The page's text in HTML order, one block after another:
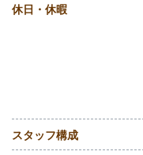
休日・休暇
スタッフ構成